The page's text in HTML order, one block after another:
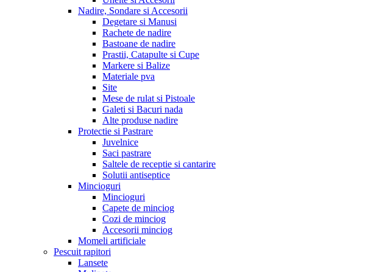
Nadire, Sondare si Accesorii
Degetare si Manusi
Rachete de nadire
Bastoane de nadire
Prastii, Catapulte si Cupe
Markere si Balize
Materiale pva
Site
Mese de rulat si Pistoale
Galeti si Bacuri nada
Alte produse nadire
Protectie si Pastrare
Juvelnice
Saci pastrare
Saltele de receptie si cantarire
Solutii antiseptice
Mincioguri
Mincioguri
Capete de minciog
Cozi de minciog
Accesorii minciog
Momeli artificiale
Pescuit rapitori
Lansete